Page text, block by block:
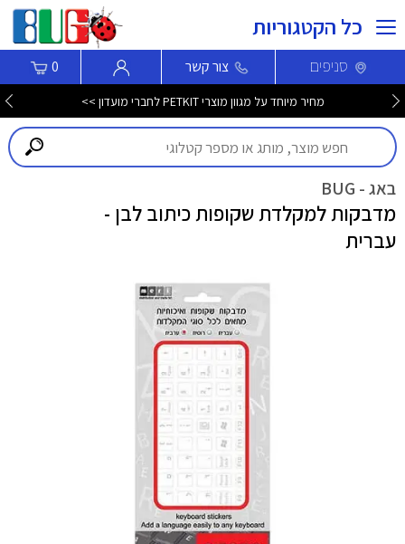
כל הקטגוריות
סניפים צור קשר 0
מחיר מיוחד על מגוון מוצרי PETKIT לחברי מועדון >>
באג - BUG
מדבקות למקלדת שקופות כיתוב לבן -
עברית